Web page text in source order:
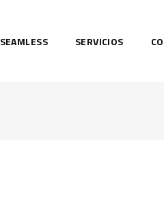
SEAMLESS SERVICIOS